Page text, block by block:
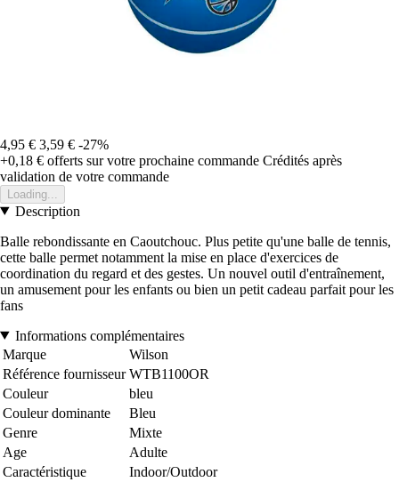
4,95 € 3,59 € -27%
+0,18 € offerts sur votre prochaine commande Crédités après
validation de votre commande
Loading...
Description
Balle rebondissante en Caoutchouc. Plus petite qu'une balle de tennis,
cette balle permet notamment la mise en place d'exercices de
coordination du regard et des gestes. Un nouvel outil d'entraînement,
un amusement pour les enfants ou bien un petit cadeau parfait pour les
fans
Informations complémentaires
Marque
Wilson
Référence fournisseur WTB1100OR
Couleur
bleu
Couleur dominante
Bleu
Genre
Mixte
Age
Adulte
Caractéristique
Indoor/Outdoor